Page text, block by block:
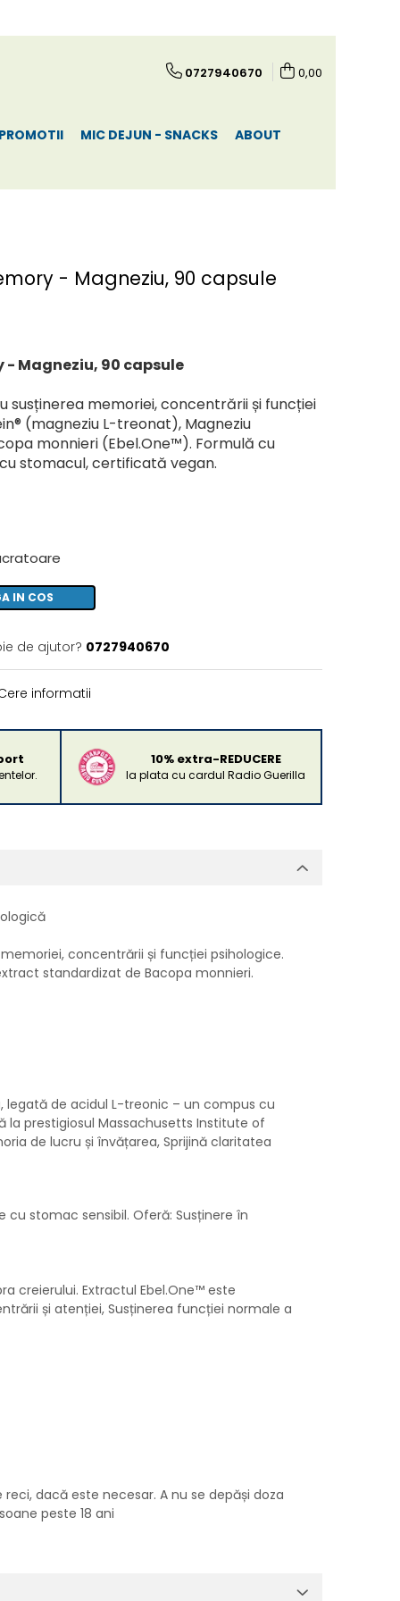
0727940670 0,00
MIC DEJUN - SNACKS ABOUT
- Magneziu, 90 capsule
- Magneziu, 90 capsule
susținerea memoriei, concentrării și funcției
(magneziu L-treonat), Magneziu
monnieri (Ebel.One™). Formulă cu
stomacul, certificată vegan.
IN COS
de ajutor? 0727940670
informatii
10% extra-REDUCERE
la plata cu cardul Radio Guerilla
concentrării și funcției psihologice.
standardizat de Bacopa monnieri.
de acidul L-treonic – un compus cu
prestigiosul Massachusetts Institute of
de lucru și învățarea, Sprijină claritatea
cu stomac sensibil. Oferă: Susținere în
creierului. Extractul Ebel.One™ este
și atenției,Susținerea funcției normale a
dacă este necesar. A nu se depăși doza
peste 18 ani